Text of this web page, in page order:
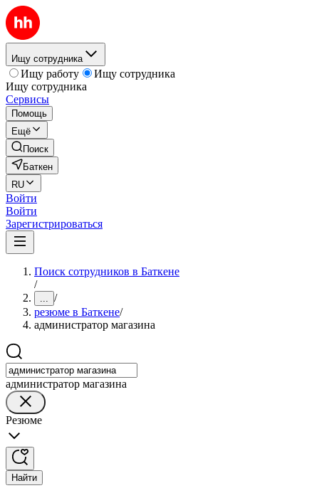
Ищу сотрудника
Ищу работу
Ищу сотрудника
Ищу сотрудника
Сервисы
Помощь
Ещё
Поиск
Баткен
RU
Войти
Войти
Зарегистрироваться
Поиск сотрудников в Баткене
/
... /
резюме в Баткене/
администратор магазина
администратор магазина
Резюме
Найти